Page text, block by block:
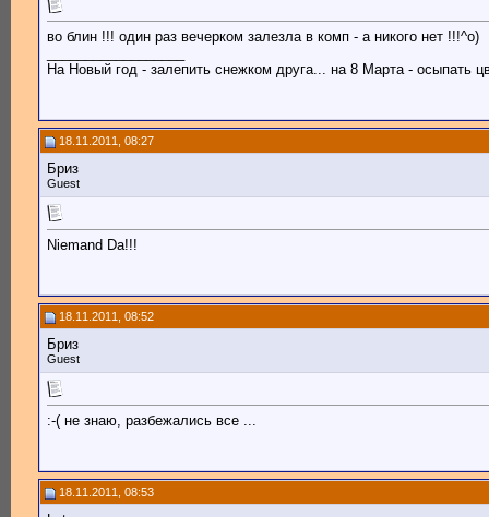
во блин !!! один раз вечерком залезла в комп - а никого нет !!!^o)
На Новый год - залепить снежком друга... на 8 Марта - осыпать
18.11.2011, 08:27
Бриз
Guest
Niemand Da!!!
18.11.2011, 08:52
Бриз
Guest
:-( не знаю, разбежались все ...
18.11.2011, 08:53